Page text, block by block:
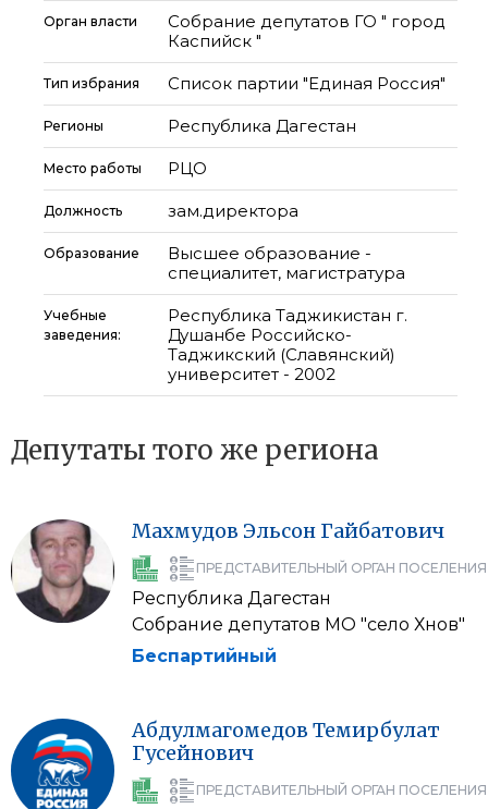
Орган власти
Собрание депутатов ГО " город
Каспийск "
Тип избрания Список партии "Единая Россия"
Регионы Республика Дагестан
Место работы РЦО
Должность зам.директора
Образование
Высшее образование -
специалитет, магистратура
Учебные
заведения:
Республика Таджикистан г.
Душанбе Российско-
Таджикский (Славянский)
университет - 2002
Депутаты того же региона
Махмудов Эльсон Гайбатович
ПРЕДСТАВИТЕЛЬНЫЙ ОРГАН ПОСЕЛЕНИЯ
Республика Дагестан
Собрание депутатов МО "село Хнов"
Беспартийный
Абдулмагомедов Темирбулат
Гусейнович
ПРЕДСТАВИТЕЛЬНЫЙ ОРГАН ПОСЕЛЕНИЯ